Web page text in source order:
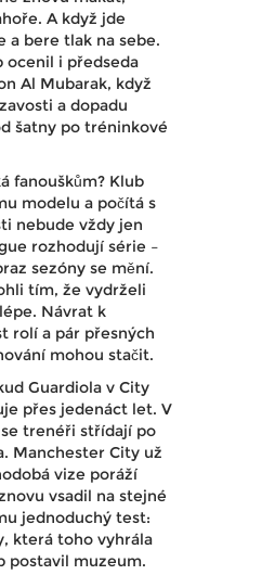
A když jde
a bere tlak na sebe.
ocenil i předseda
Al Mubarak, když
a dopadu
šatny po tréninkové
fanouškům? Klub
modelu a počítá s
nebude vždy jen
rozhodují série –
sezóny se mění.
tím, že vydrželi
Návrat k
rolí a pár přesných
mohou stačit.
Guardiola v City
přes jedenáct let. V
trenéři střídají po
Manchester City už
vize poráží
vsadil na stejné
jednoduchý test:
která toho vyhrála
postavil muzeum.